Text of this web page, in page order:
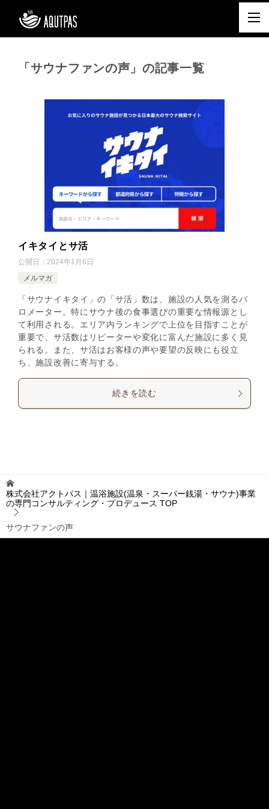
「サウナファンの声」の記事一覧
イキタイとサ活
公開日： 2024年1月6日
メルマガ
「サウナイキタイ」の「サ活」数は、施設の人気を測るバ
ロメーター。特にサウナ後の食事選びの重要な情報源とし
て利用される。エリア内ランキングで上位を目指すことが
重要で、サ活数はリピーターや変化に富んだ施設に多く見
られる。また、サ活はお客様の声や要望の反映にも役立
ち、施設改善に寄与する。
続きを読む
株式会社アクトパス｜温浴施設(温泉・スーパー銭湯・サウナ)事業
の専門コンサルティング・プロデュース TOP
サウナファンの声